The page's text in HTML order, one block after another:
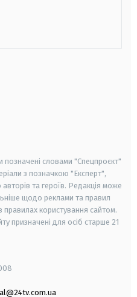
позначені словами "Спецпроєкт"
з позначкою "Експерт",
та героїв. Редакція може
щодо реклами та правил
користування сайтом.
призначені для осіб старше 21